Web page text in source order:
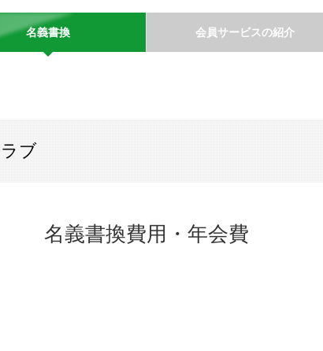
名義書換 会員サービスの紹介
ブ
名義書換費用・年会費